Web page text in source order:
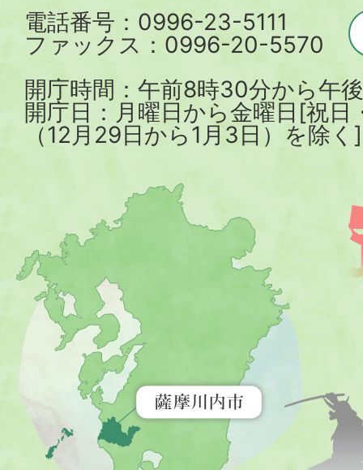
電話番号：0996-23-5111
ファックス：0996-20-5570
開庁時間：午前8時30分から午
開庁日：月曜日から金曜日[祝
（12月29日から1月3日）を除く]
川
内
市
を
す